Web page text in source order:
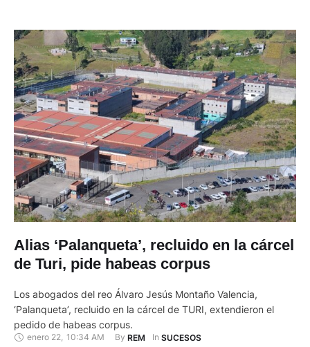
Alias ‘Palanqueta’, recluido en la cárcel
de Turi, pide habeas corpus
Los abogados del reo Álvaro Jesús Montaño Valencia,
‘Palanqueta’, recluido en la cárcel de TURI, extendieron el
pedido de habeas corpus.
enero 22, 10:34 AM By REM In SUCESOS